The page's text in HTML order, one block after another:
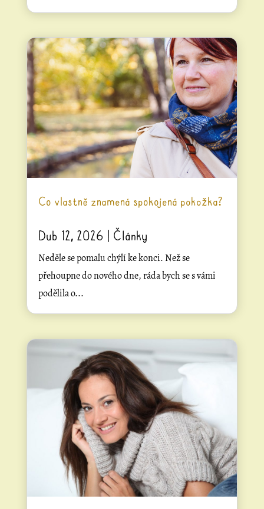
Co vlastně znamená spokojená pokožka?
Dub 12, 2026 | Články
Neděle se pomalu chýlí ke konci. Než se
přehoupne do nového dne, ráda bych se s vámi
podělila o...